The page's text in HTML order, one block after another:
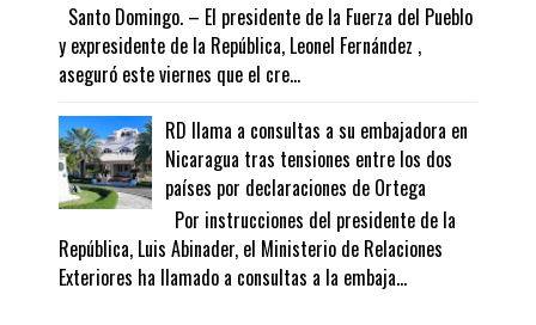
Santo Domingo. – El presidente de la Fuerza del Pueblo
y expresidente de la República, Leonel Fernández ,
aseguró este viernes que el cre...
RD llama a consultas a su embajadora en
Nicaragua tras tensiones entre los dos
países por declaraciones de Ortega
Por instrucciones del presidente de la
República, Luis Abinader, el Ministerio de Relaciones
Exteriores ha llamado a consultas a la embaja...